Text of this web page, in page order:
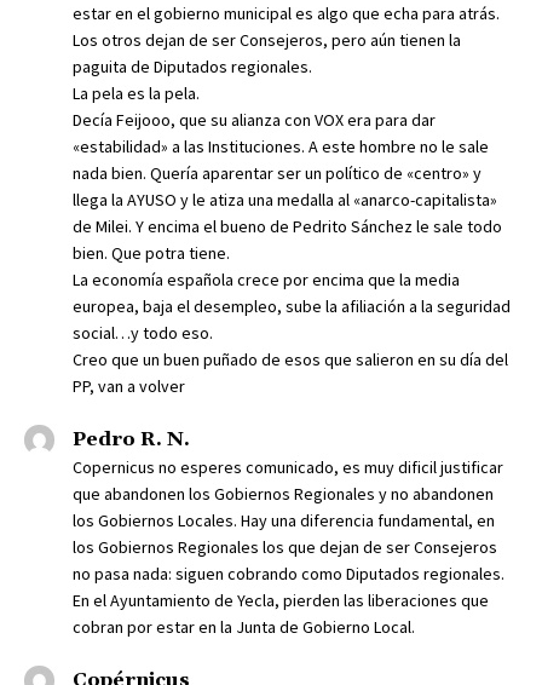
estar en el gobierno municipal es algo que echa para atrás.
Los otros dejan de ser Consejeros, pero aún tienen la
paguita de Diputados regionales.
La pela es la pela.
Decía Feijooo, que su alianza con VOX era para dar
«estabilidad» a las Instituciones. A este hombre no le sale
nada bien. Quería aparentar ser un político de «centro» y
llega la AYUSO y le atiza una medalla al «anarco-capitalista»
de Milei. Y encima el bueno de Pedrito Sánchez le sale todo
bien. Que potra tiene.
La economía española crece por encima que la media
europea, baja el desempleo, sube la afiliación a la seguridad
social…y todo eso.
Creo que un buen puñado de esos que salieron en su día del
PP, van a volver
Pedro R. N.
Copernicus no esperes comunicado, es muy dificil justificar
que abandonen los Gobiernos Regionales y no abandonen
los Gobiernos Locales. Hay una diferencia fundamental, en
los Gobiernos Regionales los que dejan de ser Consejeros
no pasa nada: siguen cobrando como Diputados regionales.
En el Ayuntamiento de Yecla, pierden las liberaciones que
cobran por estar en la Junta de Gobierno Local.